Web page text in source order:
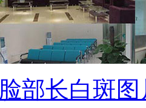
脸部长白斑图